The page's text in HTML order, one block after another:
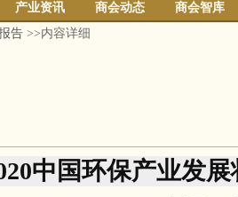
产业资讯 商会动态
商会智库
告 >>内容详细
中国环保产业发